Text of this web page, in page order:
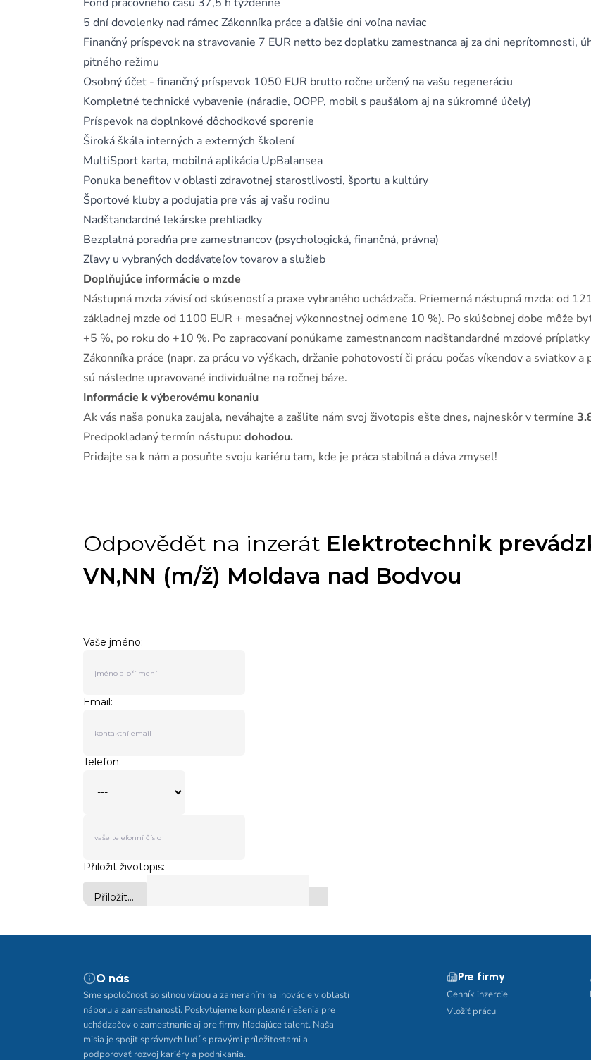
5 dní dovolenky nad rámec Zákonníka práce a ďalšie dni voľna naviac
Finančný príspevok na stravovanie 7 EUR netto bez doplatku zamestnanca aj za dni neprítomnosti,
pitného režimu
Osobný účet - finančný príspevok 1050 EUR brutto ročne určený na vašu regeneráciu
Kompletné technické vybavenie (náradie, OOPP, mobil s paušálom aj na súkromné účely)
Príspevok na doplnkové dôchodkové sporenie
Široká škála interných a externých školení
MultiSport karta, mobilná aplikácia UpBalansea
Ponuka benefitov v oblasti zdravotnej starostlivosti, športu a kultúry
Športové kluby a podujatia pre vás aj vašu rodinu
Nadštandardné lekárske prehliadky
Bezplatná poradňa pre zamestnancov (psychologická, finančná, právna)
Zľavy u vybraných dodávateľov tovarov a služieb
Doplňujúce informácie o mzde
Nástupná mzda závisí od skúseností a praxe vybraného uchádzača. Priemerná nástupná mzda: od
základnej mzde od 1100 EUR + mesačnej výkonnostnej odmene 10 %). Po skúšobnej dobe môže
+5 %, po roku do +10 %. Po zapracovaní ponúkame zamestnancom nadštandardné mzdové
Zákonníka práce (napr. za prácu vo výškach, držanie pohotovostí či prácu počas víkendov a sviatkov a
sú následne upravované individuálne na ročnej báze.
Informácie k výberovému konaniu
Ak vás naša ponuka zaujala, neváhajte a zašlite nám svoj životopis ešte dnes, najneskôr v termíne
Predpokladaný termín nástupu: dohodou.
Pridajte sa k nám a posuňte svoju kariéru tam, kde je práca stabilná a dáva zmysel!
O nás
Sme spoločnosť so silnou víziou a zameraním na inovácie v oblasti
náboru a zamestnanosti. Poskytujeme komplexné riešenia pre
uchádzačov o zamestnanie aj pre firmy hľadajúce talent. Naša
misia je spojiť správnych ľudí s pravými príležitosťami a
podporovať rozvoj kariéry a podnikania.
Pre firmy
Cenník inzercie
Vložiť prácu